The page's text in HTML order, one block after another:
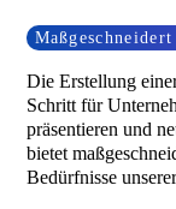
Die Erstellung
Schritt für
präsentieren und
bietet
Bedürfnisse